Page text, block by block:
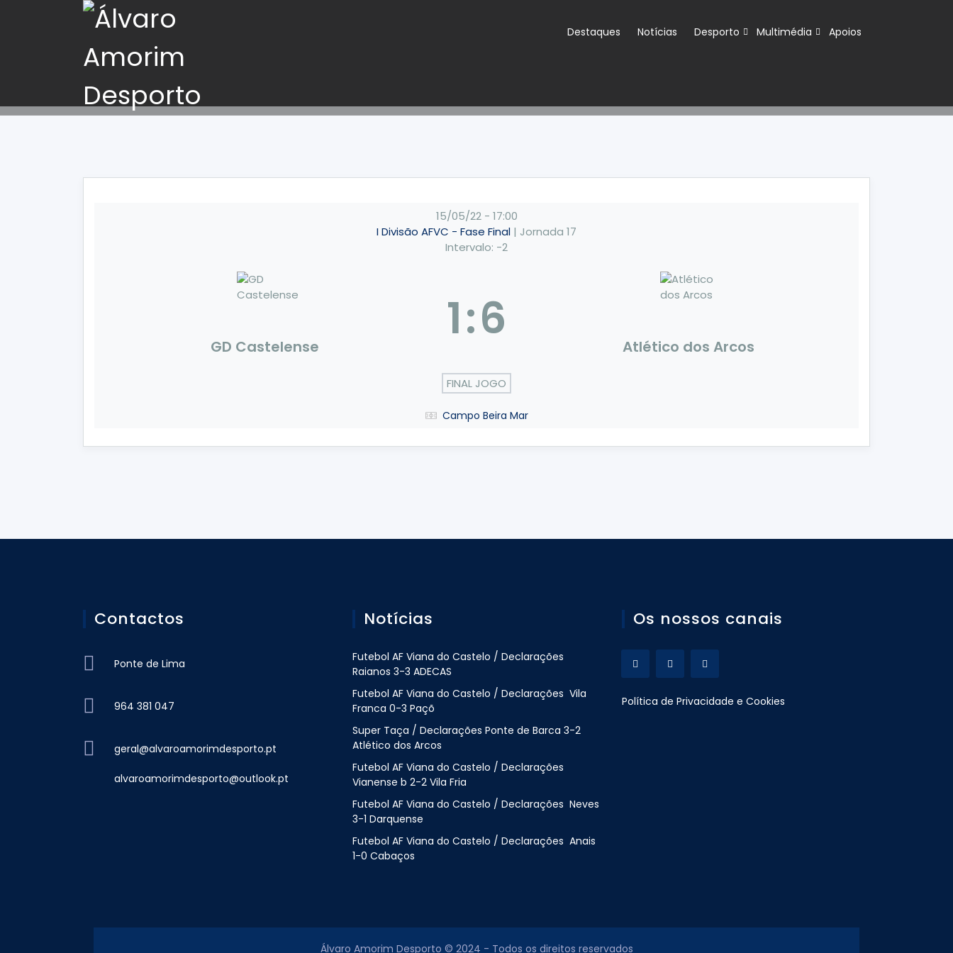
Destaques Notícias Desporto Multimédia Apoios
15/05/22 - 17:00
I Divisão AFVC - Fase Final | Jornada 17
Intervalo: -2
GD Castelense 1:6 Atlético dos Arcos
FINAL JOGO
Campo Beira Mar
Contactos
Ponte de Lima
964 381 047
geral@alvaroamorimdesporto.pt
alvaroamorimdesporto@outlook.pt
Notícias
Futebol AF Viana do Castelo / Declarações
Raianos 3-3 ADECAS
Futebol AF Viana do Castelo / Declarações Vila
Franca 0-3 Paçõ
Super Taça / Declarações Ponte de Barca 3-2
Atlético dos Arcos
Futebol AF Viana do Castelo / Declarações
Vianense b 2-2 Vila Fria
Futebol AF Viana do Castelo / Declarações Neves
3-1 Darquense
Futebol AF Viana do Castelo / Declarações Anais
1-0 Cabaços
Os nossos canais
Política de Privacidade e Cookies
Álvaro Amorim Desporto © 2024 - Todos os direitos reservados